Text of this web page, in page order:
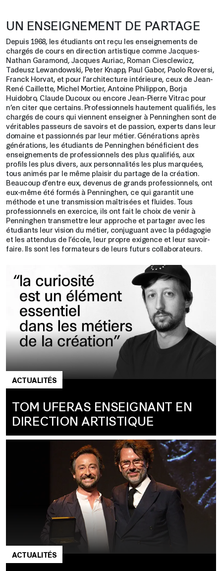
UN ENSEIGNEMENT DE PARTAGE
Depuis 1968, les étudiants ont reçu les enseignements de
chargés de cours en direction artistique comme Jacques-
Nathan Garamond, Jacques Auriac, Roman Ciesclewicz,
Tadeusz Lewandowski, Peter Knapp, Paul Gabor, Paolo Roversi,
Franck Horvat, et pour l’architecture intérieure, ceux de Jean-
René Caillette, Michel Mortier, Antoine Philippon, Borja
Huidobro, Claude Ducoux ou encore Jean-Pierre Vitrac pour
n’en citer que certains. Professionnels hautement qualifiés, les
chargés de cours qui viennent enseigner à Penninghen sont de
véritables passeurs de savoirs et de passion, experts dans leur
domaine et passionnés par leur métier. Générations après
générations, les étudiants de Penninghen bénéficient des
enseignements de professionnels des plus qualifiés, aux
profils les plus divers, aux personnalités les plus marquées,
tous animés par le même plaisir du partage de la création.
Beaucoup d’entre eux, devenus de grands professionnels, ont
eux-même été formés à Penninghen, ce qui garantit une
méthode et une transmission maîtrisées et fluides. Tous
professionnels en exercice, ils ont fait le choix de venir à
Penninghen transmettre leur approche et partager avec les
étudiants leur vision du métier, conjuguant avec la pédagogie
et les attendus de l’école, leur propre exigence et leur savoir-
faire. Ils sont les formateurs de leurs futurs collaborateurs.
ACTUALITÉS
TOM UFERAS ENSEIGNANT EN
DIRECTION ARTISTIQUE
ACTUALITÉS